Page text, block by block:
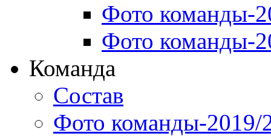
Фото команды-
Фото команды-
Команда
Состав
Фото команды-2019/